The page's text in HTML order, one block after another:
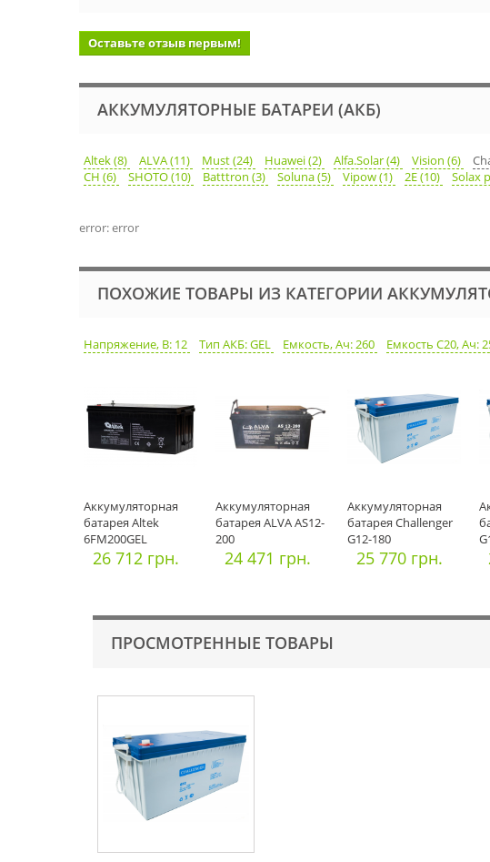
Оставьте отзыв первым!
АККУМУЛЯТОРНЫЕ БАТАРЕИ (АКБ)
Altek (8) ALVA (11) Must (24) Huawei (2) Alfa.Solar (4) Vision (6)
CH (6)
SHOTO (10) Batttron (3) Soluna (5) Vipow (1) 2E (10) Solax
error: error
ПОХОЖИЕ ТОВАРЫ ИЗ КАТЕГОРИИ
Напряжение, В: 12 Тип АКБ: GEL Емкость, Ач: 260 Емкость С20, Ач:
Аккумуляторная
батарея Altek
6FM200GEL
26 712 грн.
Аккумуляторная
батарея ALVA AS12-
200
24 471 грн.
Аккумуляторная
батарея Challenger
G12-180
25 770 грн.
ПРОСМОТРЕННЫЕ ТОВАРЫ